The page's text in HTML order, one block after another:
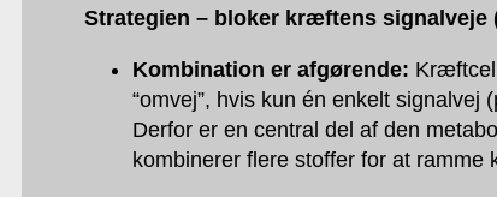
Strategien – bloker kræftens signalveje
Kombination er afgørende:
“omvej”, hvis kun én enkelt signalvej
Derfor er en central del af den
kombinerer flere stoffer for at